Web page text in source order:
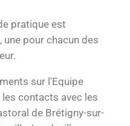
pratique est
pour chacun des
sur l'Equipe
contacts avec les
de Brétigny-sur-